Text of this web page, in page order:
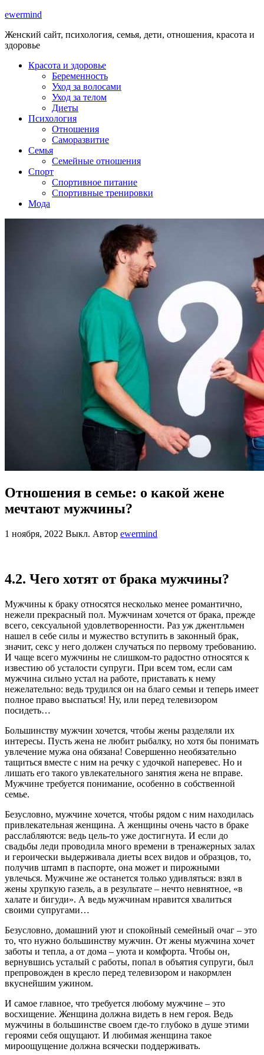
ewermind
Женский сайт, психология, семья, дети, отношения, красота и
здоровье
Красота и здоровье
Беременность
Уход за волосами
Уход за телом
Диеты
Психология
Отношения
Саморазвитие
Семья
Семейные отношения
Спорт
Спортивное питание
Спортивные тренировки
Мода
Отношения в семье: о какой жене
мечтают мужчины?
1 ноября, 2022 Выкл. Автор ewermind
4.2. Чего хотят от брака мужчины?
Мужчины к браку относятся несколько менее романтично,
нежели прекрасный пол. Мужчинам хочется от брака, прежде
всего, сексуальной удовлетворенности. Раз уж джентльмен
нашел в себе силы и мужество вступить в законный брак,
значит, секс у него должен случаться по первому требованию.
И чаще всего мужчины не слишком-то радостно относятся к
известию об усталости супруги. При всем том, если сам
мужчина сильно устал на работе, приставать к нему
нежелательно: ведь трудился он на благо семьи и теперь имеет
полное право выспаться! Ну, или перед телевизором
посидеть…
Большинству мужчин хочется, чтобы жены разделяли их
интересы. Пусть жена не любит рыбалку, но хотя бы понимать
увлечение мужа она обязана! Совершенно необязательно
тащиться вместе с ним на речку с удочкой наперевес. Но и
лишать его такого увлекательного занятия жена не вправе.
Мужчине требуется понимание, особенно в собственной
семье.
Безусловно, мужчине хочется, чтобы рядом с ним находилась
привлекательная женщина. А женщины очень часто в браке
расслабляются: ведь цель-то уже достигнута. И если до
свадьбы леди проводила много времени в тренажерных залах
и героически выдерживала диеты всех видов и образцов, то,
получив штамп в паспорте, она может и пирожными
увлечься. Мужчине же останется только удивляться: взял в
жены хрупкую газель, а в результате – нечто невнятное, «в
халате и бигуди». А ведь мужчинам нравится хвалиться
своими супругами…
Безусловно, домашний уют и спокойный семейный очаг – это
то, что нужно большинству мужчин. От жены мужчина хочет
заботы и тепла, а от дома – уюта и комфорта. Чтобы он,
вернувшись усталый с работы, попал в объятия супруги, был
препровожден в кресло перед телевизором и накормлен
вкуснейшим ужином.
И самое главное, что требуется любому мужчине – это
восхищение. Женщина должна видеть в нем героя. Ведь
мужчины в большинстве своем где-то глубоко в душе этими
героями себя ощущают. И любимая женщина такое
мироощущение должна всячески поддерживать.